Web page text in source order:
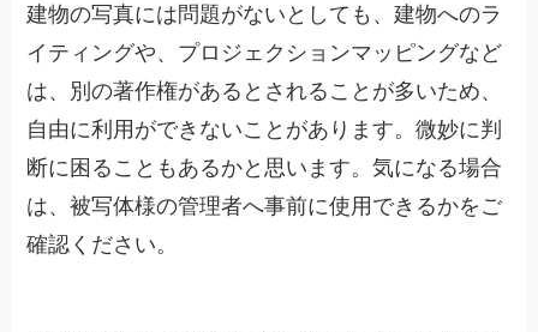
建物の写真には問題がないとしても、建物へのラ
イティングや、プロジェクションマッピングなど
は、別の著作権があるとされることが多いため、
自由に利用ができないことがあります。微妙に判
断に困ることもあるかと思います。気になる場合
は、被写体様の管理者へ事前に使用できるかをご
確認ください。